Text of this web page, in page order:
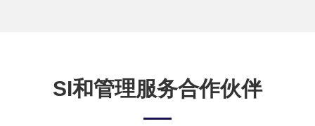
SI和管理服务合作伙伴